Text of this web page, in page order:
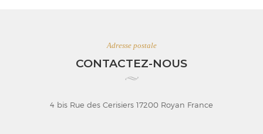
Adresse postale
CONTACTEZ-NOUS
4 bis Rue des Cerisiers 17200 Royan France